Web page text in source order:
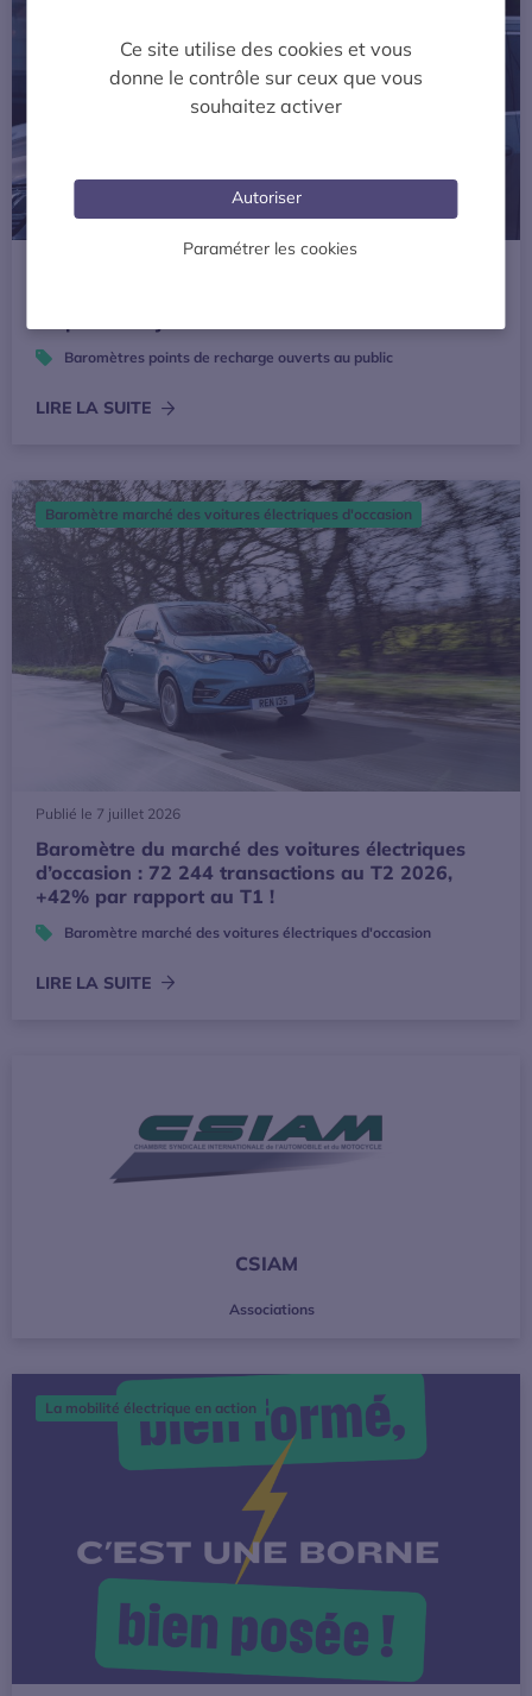
Ce site utilise des cookies et vous
donne le contrôle sur ceux que vous
souhaitez activer
Autoriser
Paramétrer les cookies
Baromètres points de recharge ouverts au public
LIRE LA SUITE
Baromètre du marché des voitures électriques
Baromètre marché des voitures électriques d'occasion
Publié le 7 juillet 2026
Baromètre du marché des voitures électriques
d’occasion : 72 244 transactions au T2 2026,
+42% par rapport au T1 !
Baromètre marché des voitures électriques d'occasion
LIRE LA SUITE
CSIAM
Associations
Installer une borne de recharge : pourquoi faire appel à un
La mobilité électrique en action